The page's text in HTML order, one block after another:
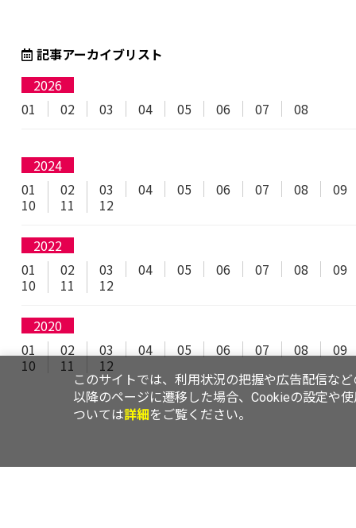
記事アーカイブリスト
2026
01
02 03 04 05 06 07 08
2024
01
02 03 04 05 06 07 08
09
10
11 12
2022
01
02 03 04 05 06 07 08
09
10
11 12
2020
01
02 03 04 05 06 07 08
09
10
11 12
このサイトでは、利用状況の把握や広告配信な
以降のページに遷移した場合、Cookieの設定や
ついては詳細をご覧ください。